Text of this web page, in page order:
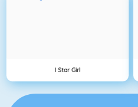
I Star Girl